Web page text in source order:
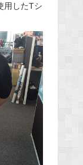
用したTシ